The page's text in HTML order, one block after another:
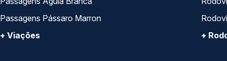
Passagens Pássaro Marron
+ Viações
+